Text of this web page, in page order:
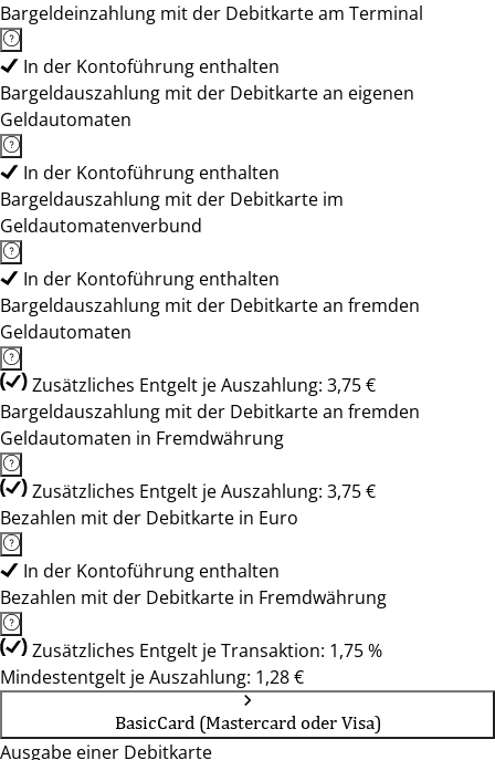
Bargeldeinzahlung mit der Debitkarte am Terminal
In der Kontoführung enthalten
Bargeldauszahlung mit der Debitkarte an eigenen
Geldautomaten
In der Kontoführung enthalten
Bargeldauszahlung mit der Debitkarte im
Geldautomatenverbund
In der Kontoführung enthalten
Bargeldauszahlung mit der Debitkarte an fremden
Geldautomaten
Zusätzliches Entgelt je Auszahlung: 3,75 €
Bargeldauszahlung mit der Debitkarte an fremden
Geldautomaten in Fremdwährung
Zusätzliches Entgelt je Auszahlung: 3,75 €
Bezahlen mit der Debitkarte in Euro
In der Kontoführung enthalten
Bezahlen mit der Debitkarte in Fremdwährung
Zusätzliches Entgelt je Transaktion: 1,75 %
Mindestentgelt je Auszahlung: 1,28 €
BasicCard (Mastercard oder Visa)
Ausgabe einer Debitkarte